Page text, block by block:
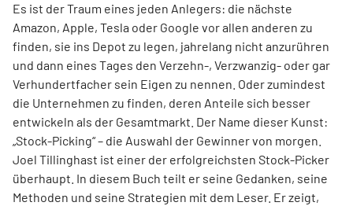
Es ist der Traum eines jeden Anlegers: die nächste
Amazon, Apple, Tesla oder Google vor allen anderen zu
finden, sie ins Depot zu legen, jahrelang nicht anzurühren
und dann eines Tages den Verzehn-, Verzwanzig- oder gar
Verhundertfacher sein Eigen zu nennen. Oder zumindest
die Unternehmen zu finden, deren Anteile sich besser
entwickeln als der Gesamtmarkt. Der Name dieser Kunst:
„Stock-Picking“ – die Auswahl der Gewinner von morgen.
Joel Tillinghast ist einer der erfolgreichsten Stock-Picker
überhaupt. In diesem Buch teilt er seine Gedanken, seine
Methoden und seine Strategien mit dem Leser. Er zeigt,